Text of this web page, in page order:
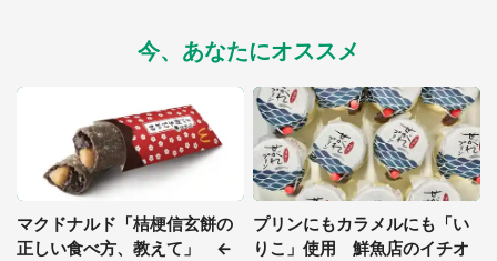
今、あなたにオススメ
マクドナルド「桔梗信玄餅の
正しい食べ方、教えて」 ←
プリンにもカラメルにも「い
りこ」使用 鮮魚店のイチオ